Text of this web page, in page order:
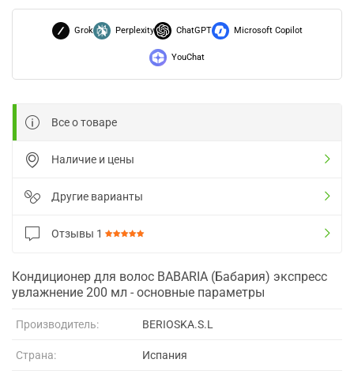
Grok Perplexity ChatGPT Microsoft Copilot
YouChat
Все о товаре
Наличие и цены
Другие варианты
Отзывы 1
Кондиционер для волос BABARIA (Бабария) экспресс
увлажнение 200 мл - основные параметры
Производитель: BERIOSKA.S.L
Страна: Испания